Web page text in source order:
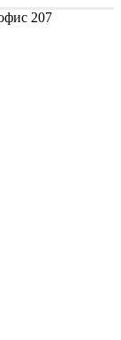
207